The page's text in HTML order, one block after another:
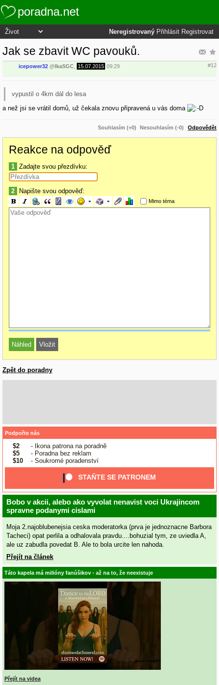
poradna.net
Neregistrovaný Přihlásit Registrovat
Jak se zbavit WC pavouků.
icepower32 @IkaSGC 15.07.2015 09:29 #12
vypustil o 4km dál do lesa
a než jsi se vrátil domů, už čekala znovu připravená u vás doma
Souhlasím (+0) Nesouhlasím (-0) Odpovědět
Reakce na odpověď
1 Zadajte svou přezdívku:
2 Napište svou odpověď:
Mimo téma
Zpět do poradny
Podpořte nás
$2
- Ikona patrona na poradně
$5
- Poradna bez reklam
$10
- Soukromé poradenství
STAŇTE SE PATRONEM
Bobo v akcii, alebo ako vyvolat nenavist voci Ukrajincom
spravne podanymi cislami
Moja 2.najoblubenejsia ceska moderatorka (prva je jednoznacne Barbora
Tacheci) opat perlila a odhalovala pravdu....bohuzial tym, ze uviedla A,
ale uz zabudla povedat B. Ale to bola urcite len nahoda.
Přejít na článek
Táto kapela má milióny fanúšikov - až na to, že neexistuje
Přejít na videa